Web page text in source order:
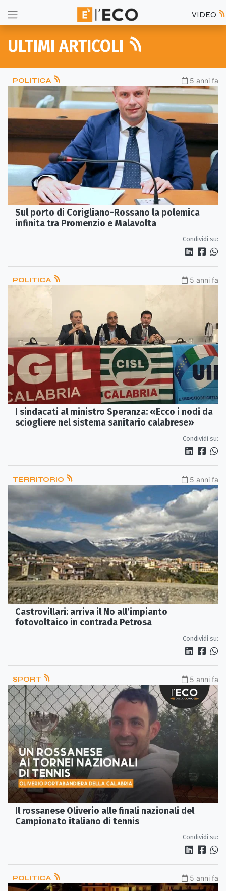
VIDEO
ULTIMI ARTICOLI
POLITICA 5 anni fa
Sul porto di Corigliano-Rossano la polemica
infinita tra Promenzio e Malavolta
Condividi su:
POLITICA 5 anni fa
I sindacati al ministro Speranza: «Ecco i nodi da
sciogliere nel sistema sanitario calabrese»
Condividi su:
TERRITORIO 5 anni fa
Castrovillari: arriva il No all’impianto
fotovoltaico in contrada Petrosa
Condividi su:
SPORT 5 anni fa
Il rossanese Oliverio alle finali nazionali del
Campionato italiano di tennis
Condividi su:
POLITICA 5 anni fa